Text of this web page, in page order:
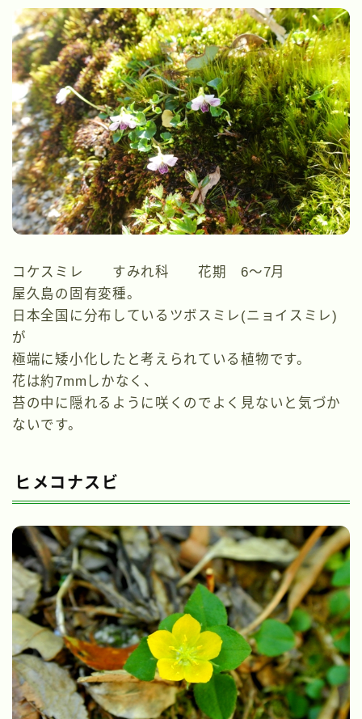
コケスミレ すみれ科 花期 6～7月
屋久島の固有変種。
日本全国に分布しているツボスミレ(ニョイスミレ)
が
極端に矮小化したと考えられている植物です。
花は約7mmしかなく、
苔の中に隠れるように咲くのでよく見ないと気づか
ないです。
ヒメコナスビ